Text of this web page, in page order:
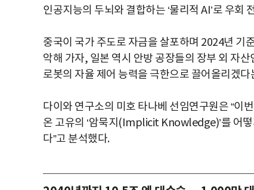
인공지능의 두뇌와 결합하는 ‘물리적 AI’로 우회
중국이 국가 주도로 자금을 살포하며 2024년 기
악해 가자, 일본 역시 안방 공장들의 장부 외 자
로봇의 자율 제어 능력을 극한으로 끌어올리겠다
다이와 연구소의 미호 타나베 선임연구원은 “이
온 고유의 ‘암묵지(Implicit Knowledge)’를 어
다”고 분석했다.